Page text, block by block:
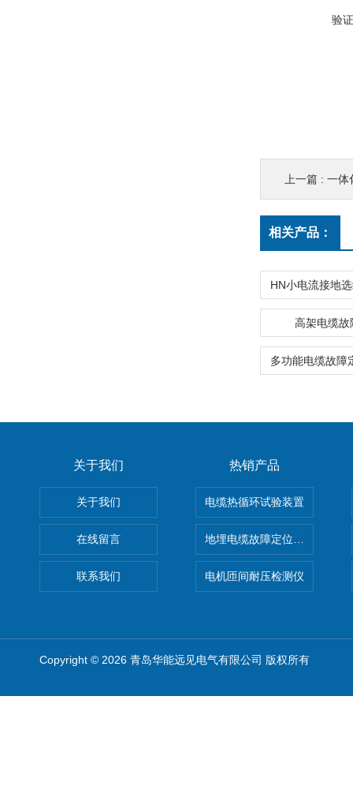
验
上一篇 : 一体
相关产品：
高架电缆故
关于我们
关于我们
在线留言
联系我们
热销产品
电缆热循环试验装置
地埋电缆故障定位仪 地下电
电机匝间耐压检测仪
Copyright © 2026 青岛华能远见电气有限公司 版权所有